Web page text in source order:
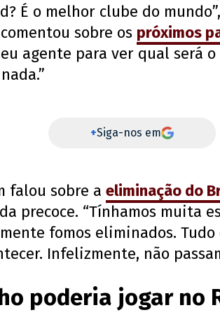
É o melhor clube do
sobre os próximos
agente para ver qual será
+Siga-nos em
falou sobre a eliminação do
precoce. “Tínhamos muita
fomos eliminados.
Infelizmente, não
poderia jogar no